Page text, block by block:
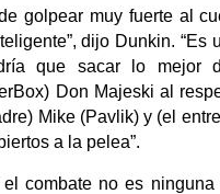
golpear muy fuerte al
dijo Dunkin. “Es
que sacar lo mejor
Don Majeski al
Mike (Pavlik) y (el
a la pelea”.
combate no es